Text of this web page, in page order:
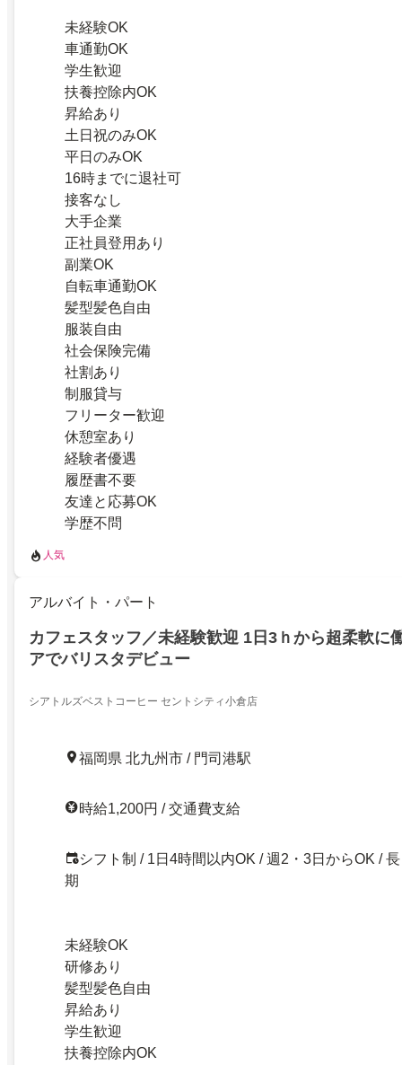
未経験OK
車通勤OK
学生歓迎
扶養控除内OK
昇給あり
土日祝のみOK
平日のみOK
16時までに退社可
接客なし
大手企業
正社員登用あり
副業OK
自転車通勤OK
髪型髪色自由
服装自由
社会保険完備
社割あり
制服貸与
フリーター歓迎
休憩室あり
経験者優遇
履歴書不要
友達と応募OK
学歴不問
人気
アルバイト・パート
カフェスタッフ／未経験歓迎 1日3ｈから超柔軟に
アでバリスタデビュー
シアトルズベストコーヒー セントシティ小倉店
福岡県 北九州市 / 門司港駅
時給1,200円 / 交通費支給
シフト制 / 1日4時間以内OK / 週2・3日からOK / 長
期
未経験OK
研修あり
髪型髪色自由
昇給あり
学生歓迎
扶養控除内OK